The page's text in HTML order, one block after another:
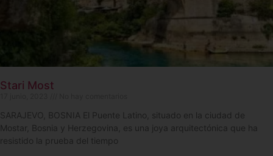
Stari Most
SARAJEVO, BOSNIA El Puente Latino, situado en la ciudad de
Mostar, Bosnia y Herzegovina, es una joya arquitectónica que ha
resistido la prueba del tiempo